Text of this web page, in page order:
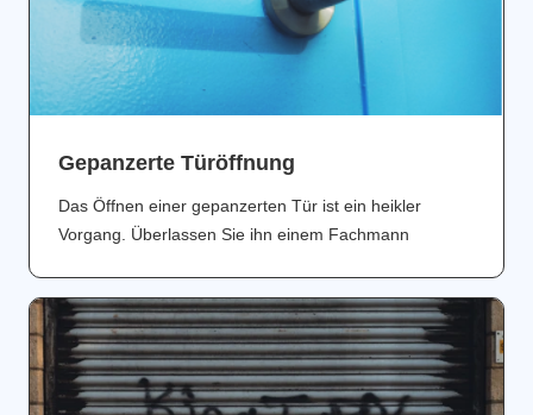
Gepanzerte Türöffnung
Das Öffnen einer gepanzerten Tür ist ein heikler
Vorgang. Überlassen Sie ihn einem Fachmann